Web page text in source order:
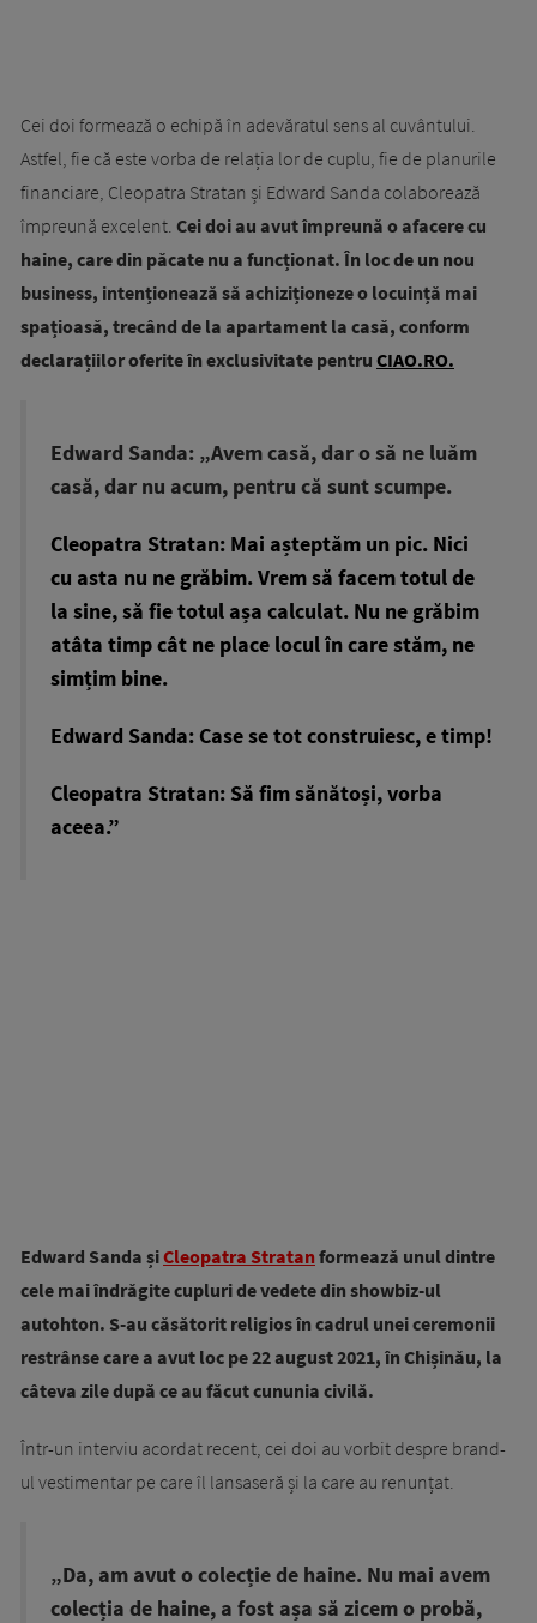
Cei doi formează o echipă în adevăratul sens al cuvântului.
Astfel, fie că este vorba de relația lor de cuplu, fie de planurile
financiare, Cleopatra Stratan și Edward Sanda colaborează
împreună excelent. Cei doi au avut împreună o afacere cu
haine, care din păcate nu a funcționat. În loc de un nou
business, intenționează să achiziționeze o locuință mai
spațioasă, trecând de la apartament la casă, conform
declarațiilor oferite în exclusivitate pentru CIAO.RO.
Edward Sanda: „Avem casă, dar o să ne luăm
casă, dar nu acum, pentru că sunt scumpe.
Cleopatra Stratan: Mai așteptăm un pic. Nici
cu asta nu ne grăbim. Vrem să facem totul de
la sine, să fie totul așa calculat. Nu ne grăbim
atâta timp cât ne place locul în care stăm, ne
simțim bine.
Edward Sanda: Case se tot construiesc, e timp!
Cleopatra Stratan: Să fim sănătoși, vorba
aceea.”
Edward Sanda șiCleopatra Stratanformează unul dintre
cele mai îndrăgite cupluri de vedete din showbiz-ul
autohton. S-au căsătorit religios în cadrul unei ceremonii
restrânse care a avut loc pe 22 august 2021, în Chișinău, la
câteva zile după ce au făcut cununia civilă.
Într-un interviu acordat recent, cei doi au vorbit despre brand-
ul vestimentar pe care îl lansaseră și la care au renunțat.
„Da, am avut o colecție de haine. Nu mai avem
colecția de haine, a fost așa să zicem o probă,